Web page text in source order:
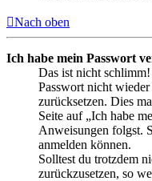
Nach oben
Ich habe mein Passwort
Das ist nicht
Passwort nicht
zurücksetzen. Dies
Seite auf „Ich habe
Anweisungen folgst.
anmelden können.
Solltest du trotzdem
zurückzusetzen, so